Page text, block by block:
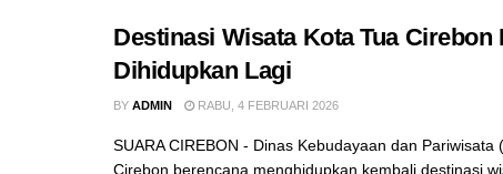
Destinasi Wisata Kota Tua Cirebon
Dihidupkan Lagi
BY ADMIN RABU, 4 FEBRUARI 2026
SUARA CIREBON - Dinas Kebudayaan dan Pariwisata
Cirebon berencana menghidupkan kembali destinasi